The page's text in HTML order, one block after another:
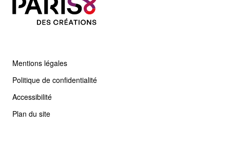
Mentions légales
Politique de confidentialité
Accessibilité
Plan du site